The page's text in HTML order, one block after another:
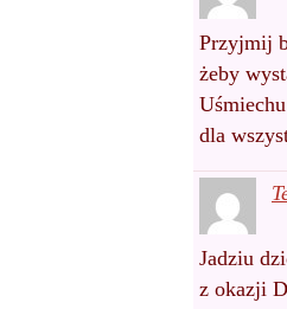
Przyjmij
żeby
dla
Jadziu
z okazji